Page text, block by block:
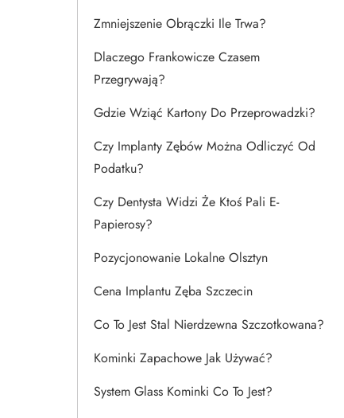
Zmniejszenie Obrączki Ile Trwa?
Dlaczego Frankowicze Czasem
Przegrywają?
Gdzie Wziąć Kartony Do Przeprowadzki?
Czy Implanty Zębów Można Odliczyć Od
Podatku?
Czy Dentysta Widzi Że Ktoś Pali E-
Papierosy?
Pozycjonowanie Lokalne Olsztyn
Cena Implantu Zęba Szczecin
Co To Jest Stal Nierdzewna Szczotkowana?
Kominki Zapachowe Jak Używać?
System Glass Kominki Co To Jest?